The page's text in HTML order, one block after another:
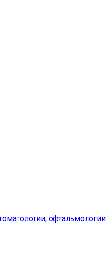
офтальмологии